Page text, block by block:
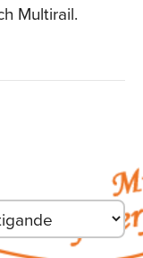
Multirail.